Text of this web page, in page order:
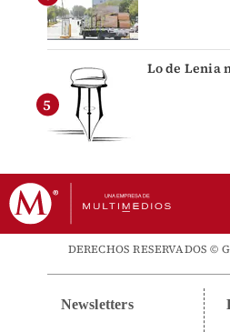
Lo de Lenia
DERECHOS RESERVADOS ©
Newsletters